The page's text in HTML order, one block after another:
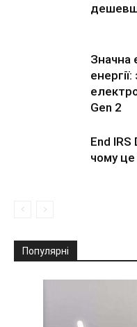
Значна
Gen 2
End
чому
Популярні